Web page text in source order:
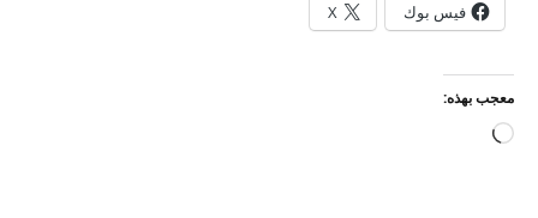
فيس بوك X
معجب بهذه:
جاري